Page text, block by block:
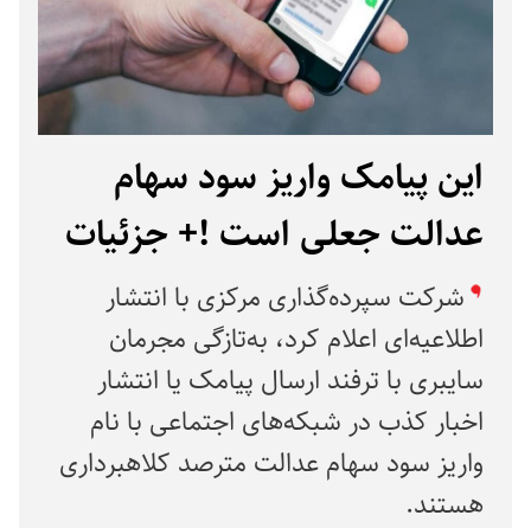
این پیامک واریز سود سهام
عدالت جعلی است !+ جزئیات
شرکت سپرده‌گذاری مرکزی با انتشار
اطلاعیه‌ای اعلام کرد، به‌تازگی مجرمان
سایبری با ترفند ارسال پیامک یا انتشار
اخبار کذب در شبکه‌های اجتماعی با نام
واریز سود سهام عدالت مترصد کلاهبرداری
هستند.